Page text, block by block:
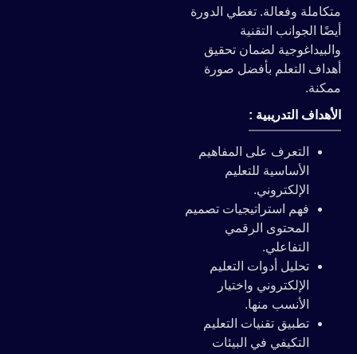
متكاملة وفعالة. تغطي الدورة
أيضًا الجوانب التقنية
والبيداغوجية لضمان تحقيق
أهداف التعلم بأفضل صورة
ممكنة.
الأهداف التدريبية :
التعرف على المفاهيم
الأساسية للتعليم
الإلكتروني.
فهم استراتيجيات تصميم
المحتوى الرقمي
التفاعلي.
تحليل أدوات التعليم
الإلكتروني واختيار
الأنسب منها.
تطبيق تقنيات التعليم
التكيفي في البيئات